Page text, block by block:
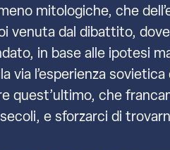
mitologiche, che
venuta dal dibattito,
in base alle ipotesi
l’esperienza
quest’ultimo, che
e sforzarci di